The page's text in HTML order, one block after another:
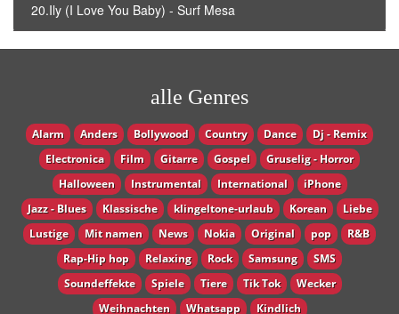
20.Ily (I Love You Baby) - Surf Mesa
alle Genres
Alarm Anders Bollywood Country Dance
Dj - Remix
Electronica
Film Gitarre Gospel
Gruselig - Horror
Halloween
Instrumental International
iPhone
Jazz - Blues
Klassische klingeltone-urlaub Korean
Liebe
Lustige
Mit namen News Nokia Original pop
R&B
Rap-Hip hop
Relaxing Rock Samsung
SMS
Soundeffekte
Spiele Tiere Tik Tok
Wecker
Weihnachten
Whatsapp Кindlich